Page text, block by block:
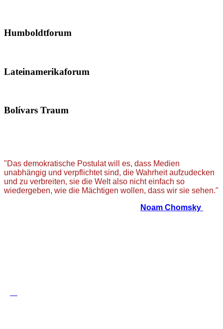
Humboldtforum
Lateinamerikaforum
Bolívars Traum
"Das demokratische Postulat will es, dass Medien
unabhängig und verpflichtet sind, die Wahrheit aufzudecken
und zu verbreiten, sie die Welt also nicht einfach so
wiedergeben, wie die Mächtigen wollen, dass wir sie sehen."
Noam Chomsky